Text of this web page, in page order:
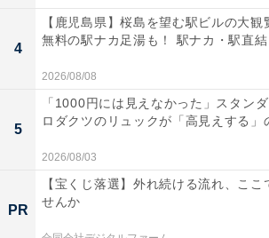
や趣味の話で盛り上がっていたのに、
かったんだろう……。必死に考えた田
たる節はなく、あのトイレの“空白の時
ったのではないかーーと想像している
＞次のページ：デート中、トイレの中
4
【鹿児島県】桜島を望む駅ビルの大観
無料の駅ナカ足湯も！ 駅ナカ・駅直結
2026/08/08
5
「1000円には見えなかった」スタン
ロダクツのリュックが「高見えする」
2026/08/03
PR
【宝くじ落選】外れ続ける流れ、ここ
せんか